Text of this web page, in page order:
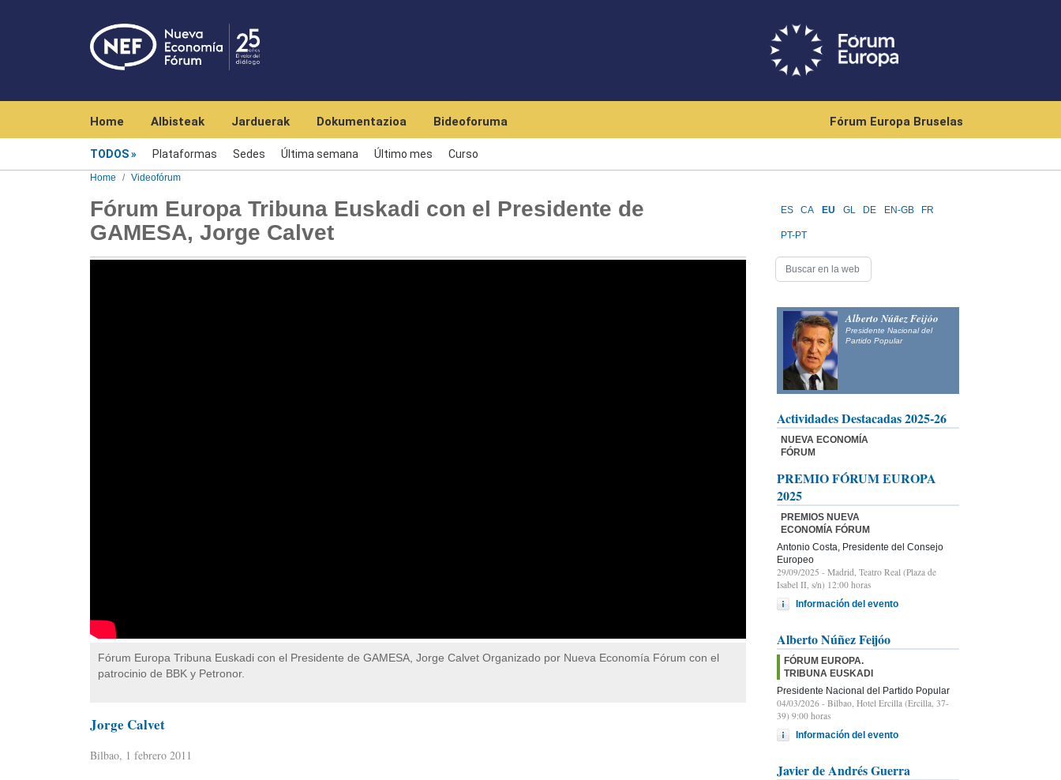
Home Albisteak Jarduerak Dokumentazioa Bideoforuma Fórum Europa Bruselas
TODOS Plataformas Sedes Última semana Último mes Curso
Home Videofórum
Fórum Europa Tribuna Euskadi con el Presidente de
GAMESA, Jorge Calvet
Fórum Europa Tribuna Euskadi con el Presidente de GAMESA, Jorge Calvet Organizado por Nueva Economía Fórum con el
patrocinio de BBK y Petronor.
Jorge Calvet
Bilbao, 1 febrero 2011
ES CA EU GL DE EN-GB FR
PT-PT
Alberto Núñez Feijóo
Presidente Nacional del
Partido Popular
Actividades Destacadas 2025-26
NUEVA ECONOMÍA
FÓRUM
PREMIO FÓRUM EUROPA
2025
PREMIOS NUEVA
ECONOMÍA FÓRUM
Antonio Costa, Presidente del Consejo
Europeo
29/09/2025 - Madrid, Teatro Real (Plaza de
Isabel II, s/n) 12:00 horas
Información del evento
Alberto Núñez Feijóo
FÓRUM EUROPA.
TRIBUNA EUSKADI
Presidente Nacional del Partido Popular
04/03/2026 - Bilbao, Hotel Ercilla (Ercilla, 37-
39) 9:00 horas
Información del evento
Javier de Andrés Guerra